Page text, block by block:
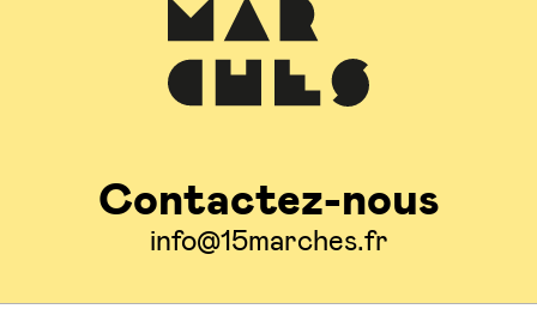
Contactez-nous
info@15marches.fr